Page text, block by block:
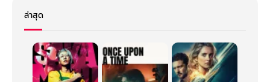
ล่าสุด